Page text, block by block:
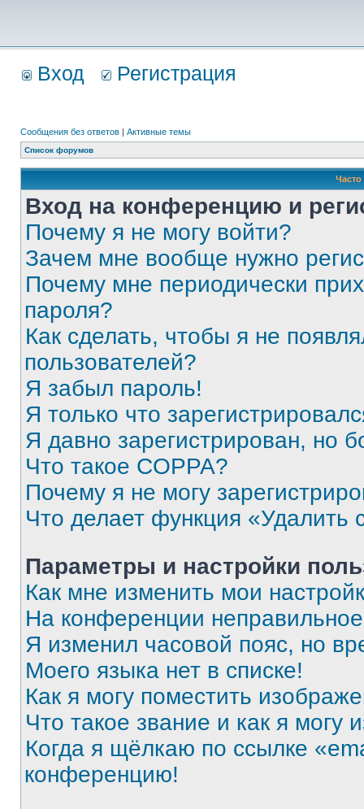
Вход Регистрация
Сообщения без ответов | Активные темы
Список форумов
Вход на конференцию и
Почему я не могу войти?
Зачем мне вообще нужно
Почему мне периодически
пароля?
Как сделать, чтобы я не
пользователей?
Я забыл пароль!
Я только что
Я давно зарегистрирован, но
Что такое COPPA?
Почему я не могу
Что делает функция «Удалить
Параметры и настройки
Как мне изменить мои
На конференции
Я изменил часовой пояс, но
Моего языка нет в списке!
Как я могу поместить
Что такое звание и как я могу
Когда я щёлкаю по ссылке
конференцию!